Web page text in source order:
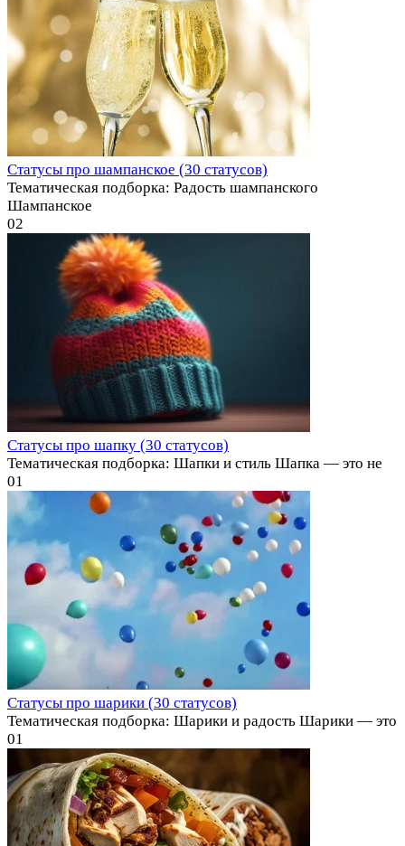
Статусы про шампанское (30 статусов)
Тематическая подборка: Радость шампанского
Шампанское
02
Статусы про шапку (30 статусов)
Тематическая подборка: Шапки и стиль Шапка — это не
01
Статусы про шарики (30 статусов)
Тематическая подборка: Шарики и радость Шарики — это
01